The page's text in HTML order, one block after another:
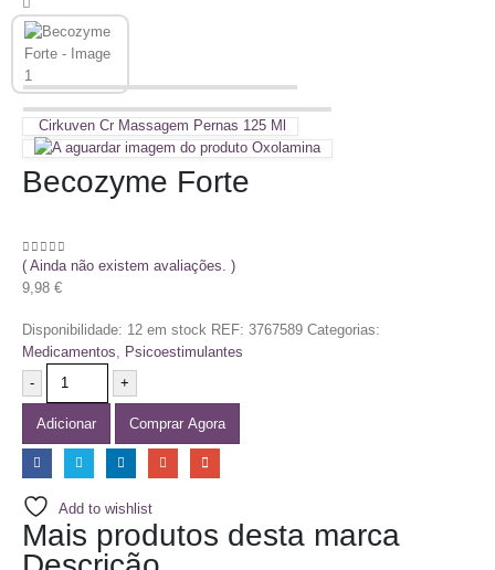
Cirkuven Cr Massagem Pernas 125 Ml
Oxolamina
Becozyme Forte
0 out of 5
( Ainda não existem avaliações. )
9,98 €
Disponibilidade: 12 em stock REF: 3767589 Categorias:
Medicamentos, Psicoestimulantes
-
+
Adicionar Comprar Agora
Add to wishlist
Mais produtos desta marca